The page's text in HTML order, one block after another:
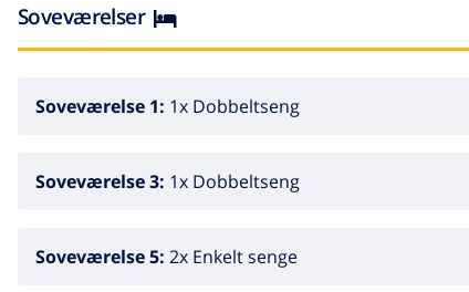
Soveværelser
Soveværelse 1: 1x Dobbeltseng
Soveværelse 3: 1x Dobbeltseng
Soveværelse 5: 2x Enkelt senge